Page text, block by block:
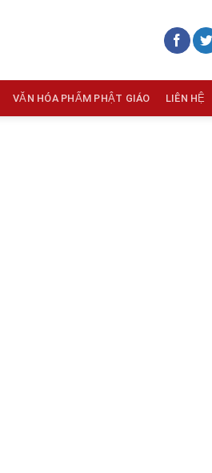
VĂN HÓA PHẨM PHẬT GIÁO LIÊN HỆ